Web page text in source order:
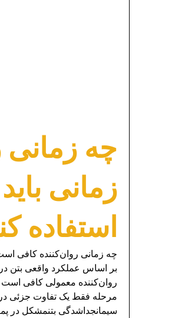
چه
استفاده
بر اساس عملکرد واقعی بتن
مرحله فقط یک تفاوت جزئی در
سیمانجداشدگی بتنمشکل در